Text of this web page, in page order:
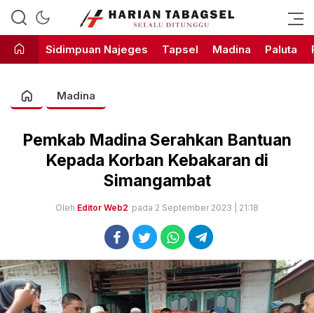
Harian Tabagsel
Harian Tabagsel Official Website
Sidimpuan Najeges
Tapsel Madina Paluta
Madina
Pemkab Madina Serahkan Bantuan
Kepada Korban Kebakaran di
Simangambat
Oleh Editor Web2 pada 2 September 2023 | 21:18